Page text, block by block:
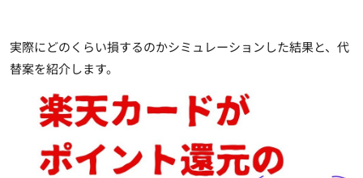
実際にどのくらい損するのかシミュレーションした結果と、代
替案を紹介します。